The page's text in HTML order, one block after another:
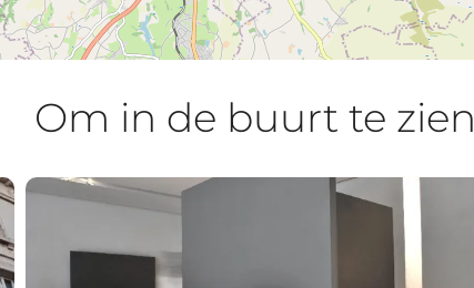
Om in de buurt te zien